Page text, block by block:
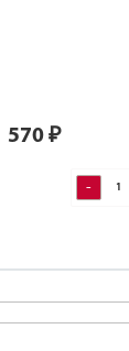
570 ₽
-